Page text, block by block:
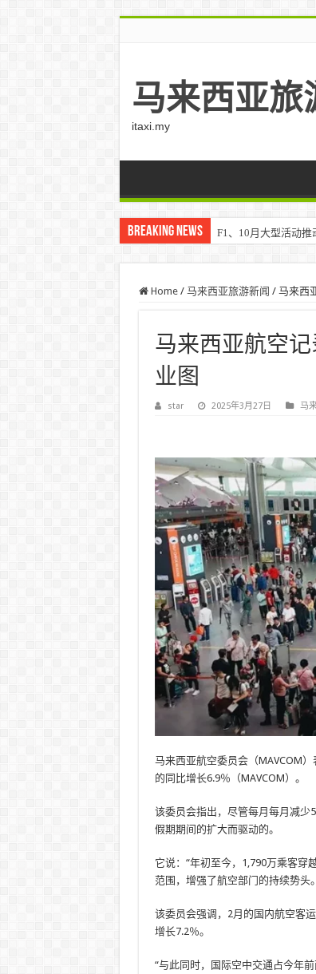
马来西亚旅
itaxi.my
Breaking News F1、10月大型活动推
Home / 马来西亚旅游新闻 / 马来西
马来西亚航空记
业图
star 2025年3月27日 马
马来西亚航空委员会（MAVCOM
的同比增长6.9％（MAVCOM）。
该委员会指出，尽管每月每月减少
假期期间的扩大而驱动的。
它说：“年初至今，1,790万乘客穿
范围，增强了航空部门的持续势头
该委员会强调，2月的国内航空客
增长7.2％。
“与此同时，国际空中交通占今年